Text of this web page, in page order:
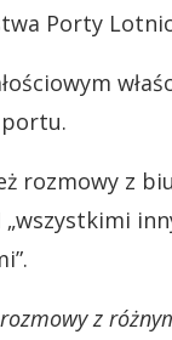
Porty
rozmowy z
„wszystkimi
z